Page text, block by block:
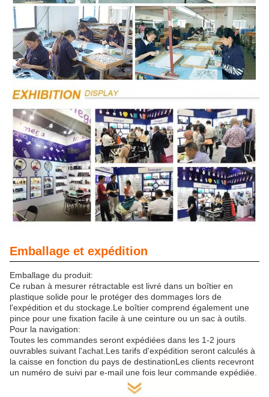
Emballage et expédition
Emballage du produit:
Ce ruban à mesurer rétractable est livré dans un boîtier en
plastique solide pour le protéger des dommages lors de
l'expédition et du stockage.Le boîtier comprend également une
pince pour une fixation facile à une ceinture ou un sac à outils.
Pour la navigation:
Toutes les commandes seront expédiées dans les 1-2 jours
ouvrables suivant l'achat.Les tarifs d'expédition seront calculés à
la caisse en fonction du pays de destinationLes clients recevront
un numéro de suivi par e-mail une fois leur commande expédiée.